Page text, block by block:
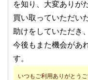
を知り、大変ありが
買い取っていただい
助けをしていただき
今後もまた機会があ
す。
いつもご利用ありがとうご